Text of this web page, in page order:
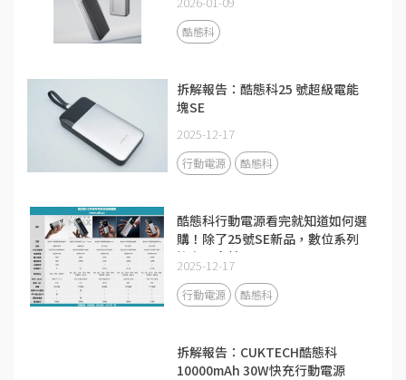
酷態科
拆解報告：酷態科25 號超級電能
塊SE
2025-12-17
行動電源 酷態科
酷態科行動電源看完就知道如何選
購！除了25號SE新品，數位系列
擁有更多精品
2025-12-17
行動電源 酷態科
拆解報告：CUKTECH酷態科
10000mAh 30W快充行動電源